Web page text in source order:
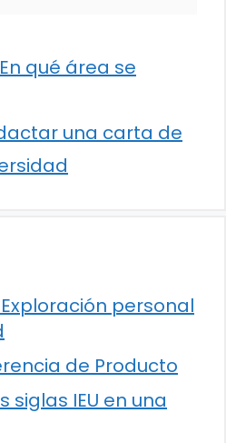
qué área se
una carta de
personal
de Producto
siglas IEU en una